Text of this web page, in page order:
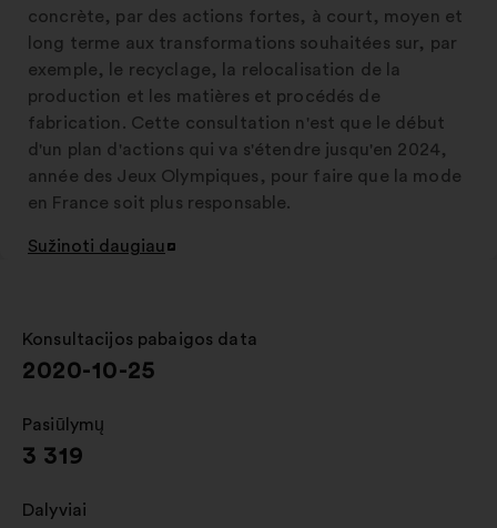
concrète, par des actions fortes, à court, moyen et
long terme aux transformations souhaitées sur, par
exemple, le recyclage, la relocalisation de la
production et les matières et procédés de
fabrication. Cette consultation n'est que le début
d'un plan d'actions qui va s'étendre jusqu'en 2024,
année des Jeux Olympiques, pour faire que la mode
en France soit plus responsable.
Sužinoti daugiau
Atverti
Konsultacijos pabaigos data
:
2020-10-25
Pasiūlymų
:
3 319
Dalyviai
: